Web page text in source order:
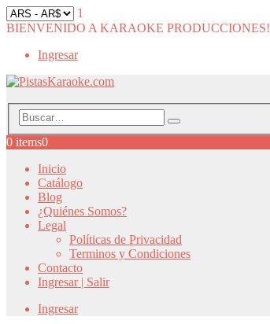
1
BIENVENIDO A KARAOKE PRODUCCIONES!
Ingresar
0 items0
Inicio
Catálogo
Blog
¿Quiénes Somos?
Legal
Políticas de Privacidad
Terminos y Condiciones
Contacto
Ingresar | Salir
Ingresar